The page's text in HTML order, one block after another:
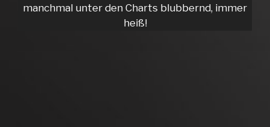
manchmal unter den Charts blubbernd, immer
heiß!